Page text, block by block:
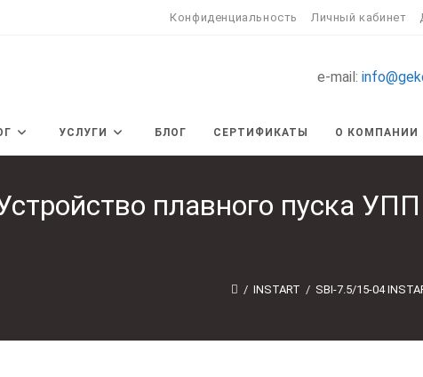
Конфиденциальность Личный кабинет
e-mail:
УСЛУГИ БЛОГ СЕРТИФИКАТЫ О КОМПАНИИ
плавного пуска
/ INSTART / SBI-7.5/15-04